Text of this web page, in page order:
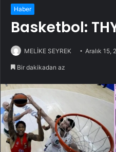
Haber
Basketbol:
MELİKE SEYREK Aralık 15,
Bir dakikadan az